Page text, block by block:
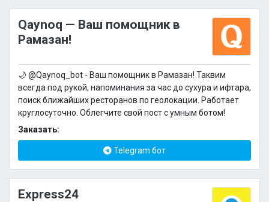
Qaynoq — Ваш помощник в
Рамазан!
🌙 @Qaynoq_bot - Ваш помощник в Рамазан! Таквим
всегда под рукой, напоминания за час до сухура и ифтара,
поиск ближайших ресторанов по геолокации. Работает
круглосуточно. Облегчите свой пост с умным ботом!
Заказать:
Telegram бот
Express24